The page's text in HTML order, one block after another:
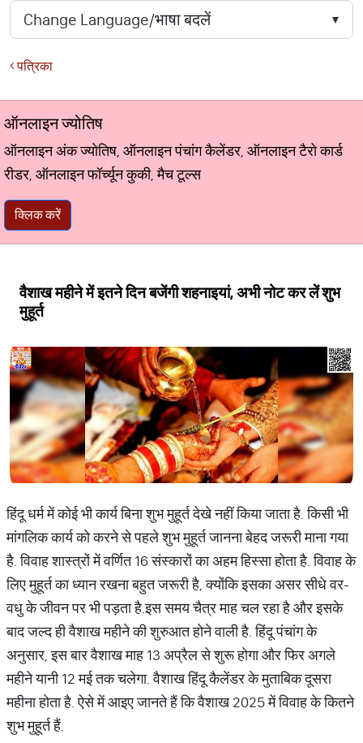
पत्रिका
ऑनलाइन ज्योतिष
ऑनलाइन अंक ज्योतिष, ऑनलाइन पंचांग कैलेंडर, ऑनलाइन टैरो कार्ड
रीडर, ऑनलाइन फॉर्च्यून कुकी, मैच टूल्स
क्लिक करें
वैशाख महीने में इतने दिन बजेंगी शहनाइयां, अभी नोट कर लें शुभ
मुहूर्त
हिंदू धर्म में कोई भी कार्य बिना शुभ मुहूर्त देखे नहीं किया जाता है. किसी भी
मांगलिक कार्य को करने से पहले शुभ मुहूर्त जानना बेहद जरूरी माना गया
है. विवाह शास्त्रों में वर्णित 16 संस्कारों का अहम हिस्सा होता है. विवाह के
लिए मुहूर्त का ध्यान रखना बहुत जरूरी है, क्योंकि इसका असर सीधे वर-
वधु के जीवन पर भी पड़ता है.इस समय चैत्र माह चल रहा है और इसके
बाद जल्द ही वैशाख महीने की शुरुआत होने वाली है. हिंदू पंचांग के
अनुसार, इस बार वैशाख माह 13 अप्रैल से शुरू होगा और फिर अगले
महीने यानी 12 मई तक चलेगा. वैशाख हिंदू कैलेंडर के मुताबिक दूसरा
महीना होता है. ऐसे में आइए जानते हैं कि वैशाख 2025 में विवाह के कितने
शुभ मुहूर्त हैं.